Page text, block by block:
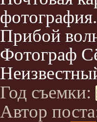
Прибой
Фотограф
Год съемки:
Автор